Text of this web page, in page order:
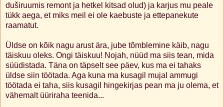
duširuumis remont ja hetkel kitsad olud) ja karjus mu peale
tükk aega, et miks meil ei ole kaebuste ja ettepanekute
raamatut.
Üldse on kõik nagu arust ära, jube tõmblemine käib, nagu
täiskuu oleks. Ongi täiskuu! Nojah, nüüd ma siis tean, mida
süüdistada. Täna on täpselt see päev, kus ma ei tahaks
üldse siin töötada. Aga kuna ma kusagil mujal ammugi
töötada ei taha, siis kusagil hingekirjas pean ma ju olema, et
vähemalt üüriraha teenida...